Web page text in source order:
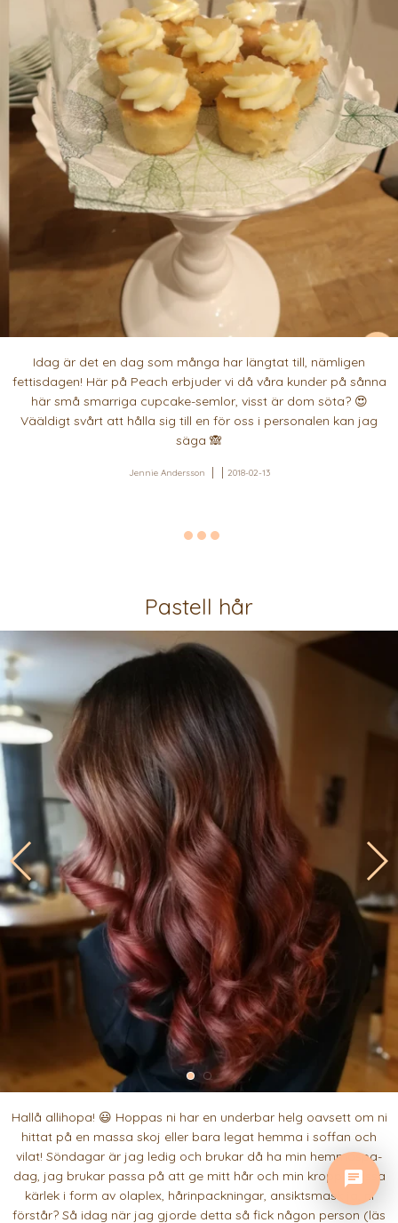
Idag är det en dag som många har längtat till, nämligen
fettisdagen! Här på Peach erbjuder vi då våra kunder på sånna
här små smarriga cupcake-semlor, visst är dom söta? 😍
Vääldigt svårt att hålla sig till en för oss i personalen kan jag
säga 🙈
Jennie Andersson 2018-02-13
Pastell hår
Hallå allihopa! 😃 Hoppas ni har en underbar helg oavsett om ni
hittat på en massa skoj eller bara legat hemma i soffan och
vilat! Söndagar är jag ledig och brukar då ha min hemmaspa-
dag, jag brukar passa på att ge mitt hår och min kropp massa
kärlek i form av olaplex, hårinpackningar, ansiktsmask ja, ni
förstår? Så idag när jag gjorde detta så fick någon person (läs